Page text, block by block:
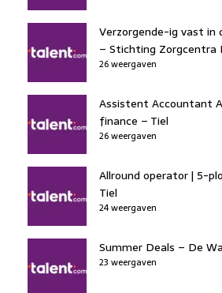
Verzorgende-ig vast in
– Stichting Zorgcentra
26 weergaven
Assistent Accountant
finance – Tiel
26 weergaven
Allround operator | 5-
Tiel
24 weergaven
Summer Deals – De
23 weergaven